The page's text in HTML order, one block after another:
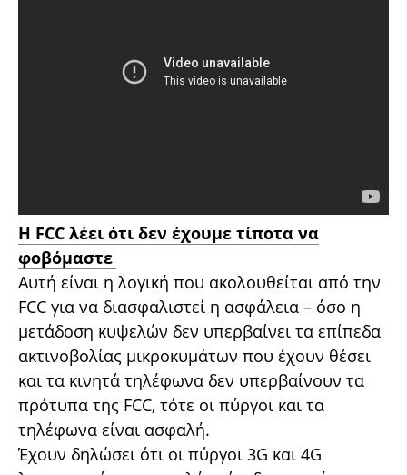
Η FCC λέει ότι δεν έχουμε τίποτα να
φοβόμαστε
Αυτή είναι η λογική που ακολουθείται από την
FCC για να διασφαλιστεί η ασφάλεια – όσο η
μετάδοση κυψελών δεν υπερβαίνει τα επίπεδα
ακτινοβολίας μικροκυμάτων που έχουν θέσει
και τα κινητά τηλέφωνα δεν υπερβαίνουν τα
πρότυπα της FCC, τότε οι πύργοι και τα
τηλέφωνα είναι ασφαλή.
Έχουν δηλώσει ότι οι πύργοι 3G και 4G